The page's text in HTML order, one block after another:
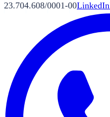
23.704.608/0001-00LinkedIn